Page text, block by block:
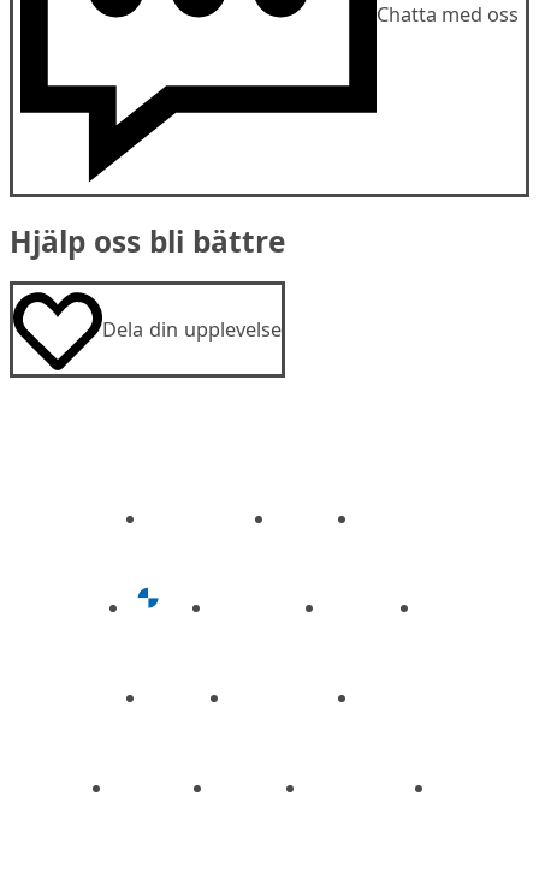
Chatta med oss
Hjälp oss bli bättre
Dela din upplevelse